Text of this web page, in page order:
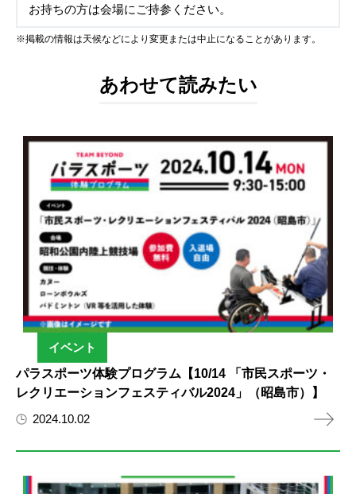
お持ちの方は会場にご持参ください。
※掲載の情報は天候などにより変更または中止になることがあります。
あわせて読みたい
イベント
パラスポーツ体験プログラム【10/14 「市民スポーツ・
レクリエーションフェスティバル2024」（昭島市）】
2024.10.02